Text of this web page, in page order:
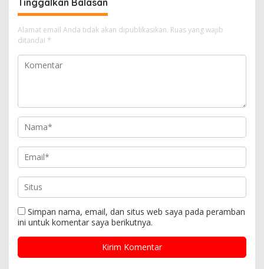
Alamat email Anda tidak akan dipublikasikan. Ruas yang wajib
ditandai *
Simpan nama, email, dan situs web saya pada peramban
ini untuk komentar saya berikutnya.